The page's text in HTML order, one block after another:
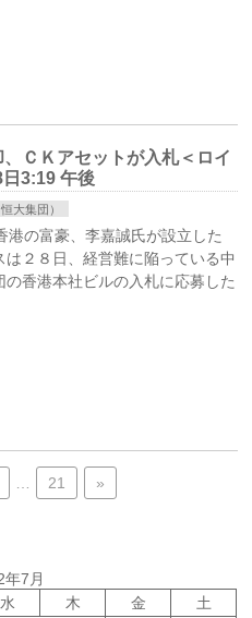
ＣＫアセットが入札＜ロイ
3:19 午後
大集団）
の富豪、李嘉誠氏が設立した
２８日、経営難に陥っている中
香港本社ビルの入札に応募した
21 »
年7月
水 木 金 土